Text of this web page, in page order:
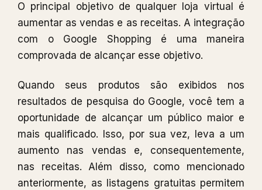
O principal objetivo de qualquer loja virtual é
aumentar as vendas e as receitas. A integração
com o Google Shopping é uma maneira
comprovada de alcançar esse objetivo.
Quando seus produtos são exibidos nos
resultados de pesquisa do Google, você tem a
oportunidade de alcançar um público maior e
mais qualificado. Isso, por sua vez, leva a um
aumento nas vendas e, consequentemente,
nas receitas. Além disso, como mencionado
anteriormente, as listagens gratuitas permitem